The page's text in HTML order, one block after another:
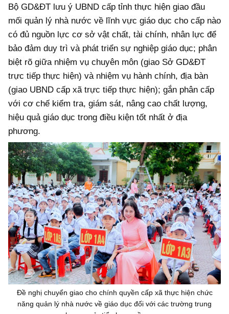
Bộ GD&ĐT lưu ý UBND cấp tỉnh thực hiện giao đầu
mối quản lý nhà nước về lĩnh vực giáo dục cho cấp nào
có đủ nguồn lực cơ sở vật chất, tài chính, nhân lực để
bảo đảm duy trì và phát triển sự nghiệp giáo dục; phân
biệt rõ giữa nhiệm vụ chuyên môn (giao Sở GD&ĐT
trực tiếp thực hiện) và nhiệm vụ hành chính, địa bàn
(giao UBND cấp xã trực tiếp thực hiện); gắn phân cấp
với cơ chế kiểm tra, giám sát, nâng cao chất lượng,
hiệu quả giáo dục trong điều kiện tốt nhất ở địa
phương.
Đề nghị chuyển giao cho chính quyền cấp xã thực hiện chức
năng quản lý nhà nước về giáo dục đối với các trường trung